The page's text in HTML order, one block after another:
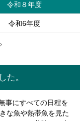
令和８年度
令和6年度
た。
事にすべての日程を
な魚や熱帯魚を見た